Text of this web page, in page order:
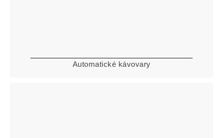
Automatické kávovary